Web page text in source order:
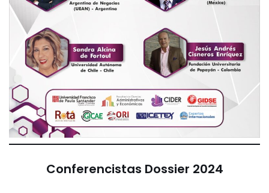
Conferencistas Dossier 2024